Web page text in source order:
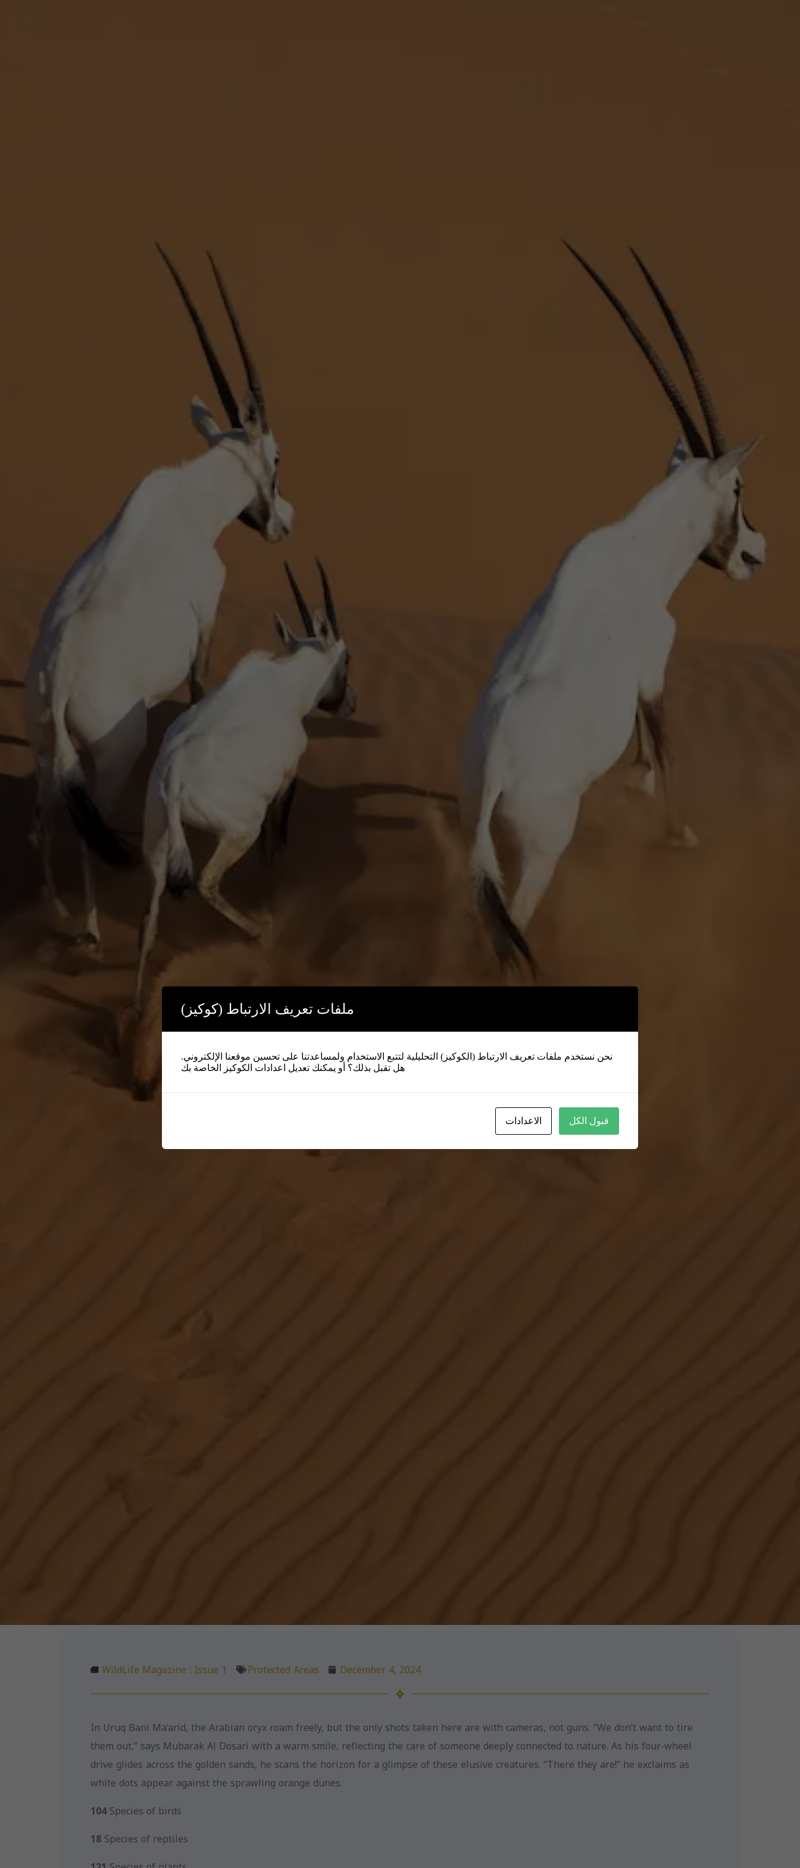
WildLife Magazine : Issue 1 Protected Areas December 4, 2024
In Uruq Bani Ma’arid, the Arabian oryx roam freely, but the only shots taken here are with cameras, not guns. “We don’t want to tire
them out,” says Mubarak Al Dosari with a warm smile, reflecting the care of someone deeply connected to nature. As his four-wheel
drive glides across the golden sands, he scans the horizon for a glimpse of these elusive creatures. “There they are!” he exclaims as
white dots appear against the sprawling orange dunes.
104Species of birds
18Species of reptiles
ملفات تعريف الارتباط (كوكيز)
نحن نستخدم ملفات تعريف الارتباط (الكوكيز) التحليلية لتتبع الاستخدام ولمساعدتنا على تحسين موقعنا الإلكتروني.
هل تقبل بذلك؟ أو يمكنك تعديل اعدادات الكوكيز الخاصة بك
الاعدادات قبول الكل